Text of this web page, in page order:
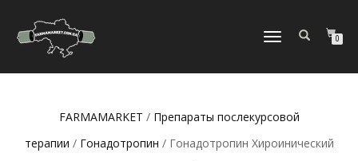
ПЕРЕКЛЮЧИТЬ
0
FARMAMARKET / Препараты послекурсовой
терапии / Гонадотропин / Гонадотропин Хироинический